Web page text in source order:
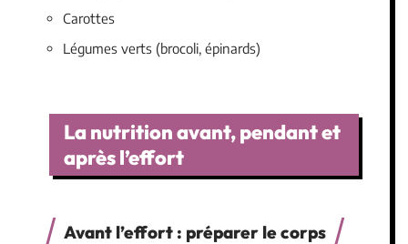
Carottes
Légumes verts (brocoli, épinards)
La nutrition avant, pendant et
après l’effort
Avant l’effort : préparer le corps